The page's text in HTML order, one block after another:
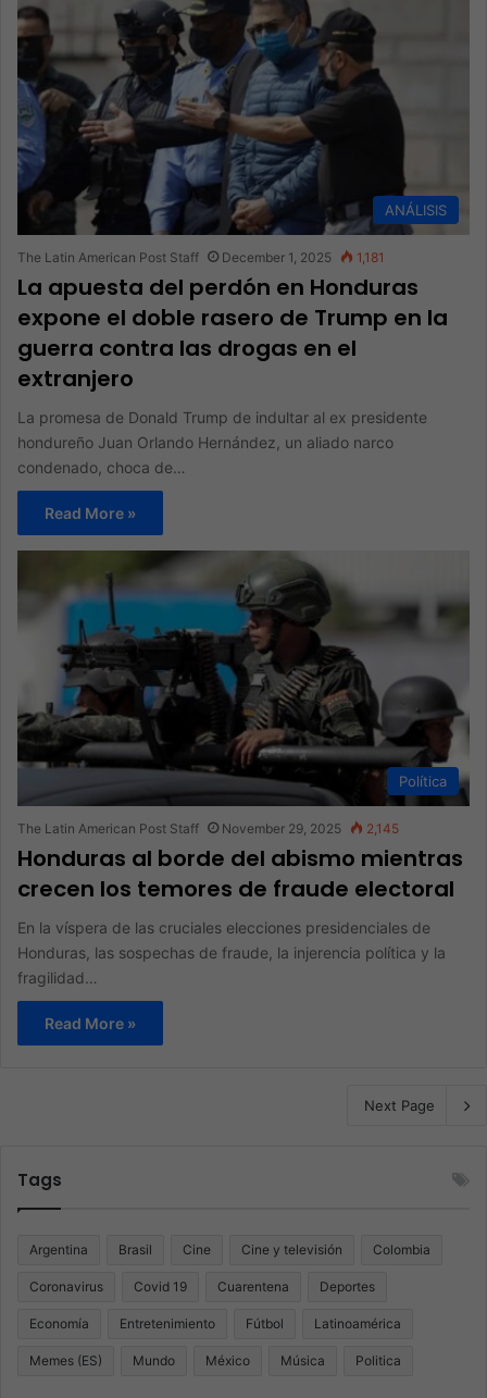
ANÁLISIS
The Latin American Post Staff December 1, 2025 1,181
La apuesta del perdón en Honduras
expone el doble rasero de Trump en la
guerra contra las drogas en el
extranjero
La promesa de Donald Trump de indultar al ex presidente
hondureño Juan Orlando Hernández, un aliado narco
condenado, choca de…
Read More »
Política
The Latin American Post Staff November 29, 2025 2,145
Honduras al borde del abismo mientras
crecen los temores de fraude electoral
En la víspera de las cruciales elecciones presidenciales de
Honduras, las sospechas de fraude, la injerencia política y la
fragilidad…
Read More »
Next Page
Tags
Argentina Brasil Cine Cine y televisión Colombia
Coronavirus Covid 19 Cuarentena Deportes
Economía Entretenimiento Fútbol Latinoamérica
Memes (ES) Mundo México Música Politica